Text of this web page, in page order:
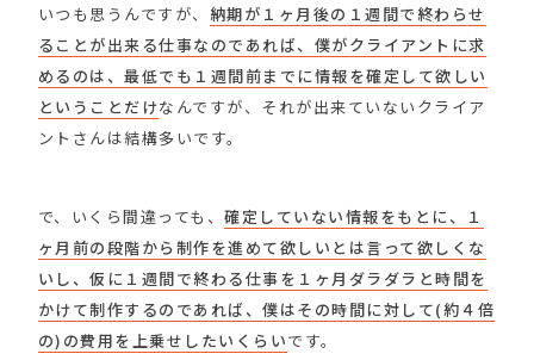
いつも思うんですが、 納期が１ヶ月後の１週間で終わらせ
ることが出来る仕事なのであれば、僕がクライアントに求
めるのは、最低でも１週間前までに情報を確定して欲しい
ということだけなんですが、それが出来ていないクライア
ントさんは結構多いです。
で、いくら間違っても、確定していない情報をもとに、１
ヶ月前の段階から制作を進めて欲しいとは言って欲しくな
いし、仮に１週間で終わる仕事を１ヶ月ダラダラと時間を
かけて制作するのであれば、僕はその時間に対して(約４倍
の)の費用を上乗せしたいくらいです。